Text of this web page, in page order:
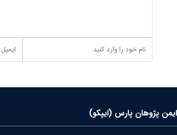
پژوهان پارس (ایپکو)